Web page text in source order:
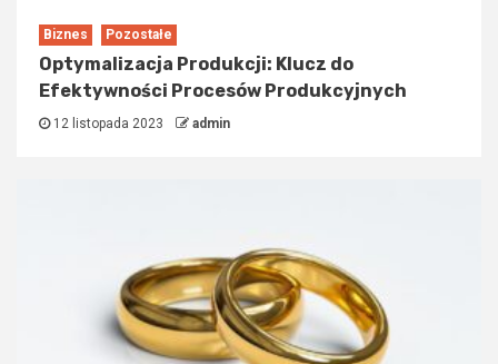
Biznes Pozostałe
Optymalizacja Produkcji: Klucz do
Efektywności Procesów Produkcyjnych
12 listopada 2023 admin